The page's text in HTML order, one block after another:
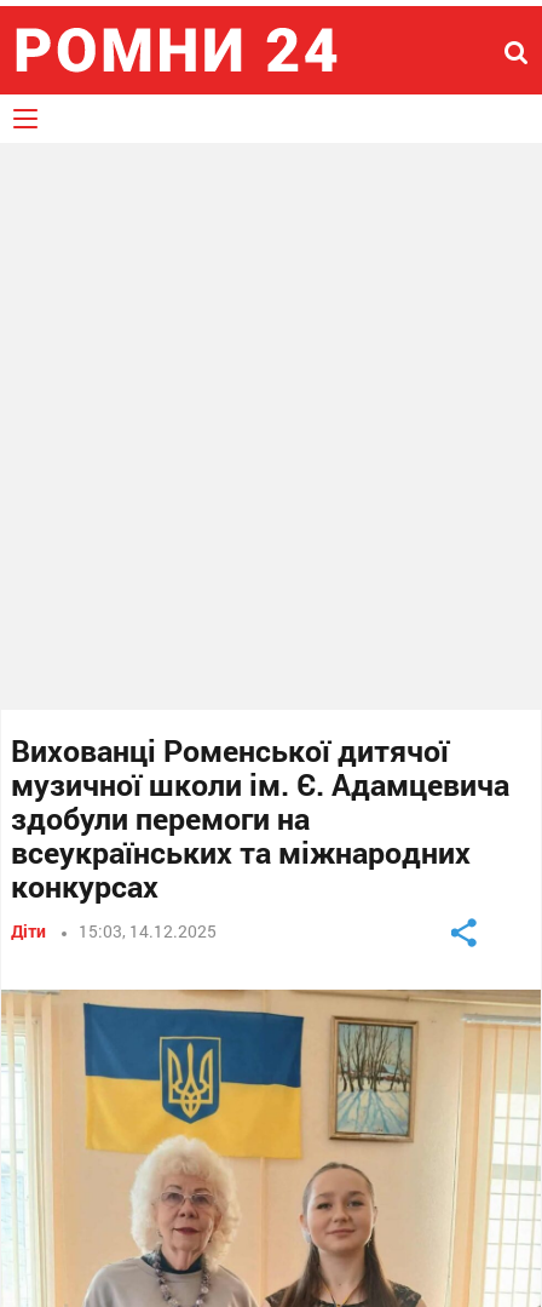
Вихованці Роменської дитячої
музичної школи ім. Є. Адамцевича
здобули перемоги на
всеукраїнських та міжнародних
конкурсах
Діти 15:03, 14.12.2025